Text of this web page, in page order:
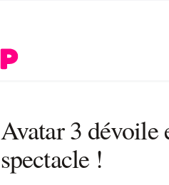
Avatar 3 dévoile
spectacle !